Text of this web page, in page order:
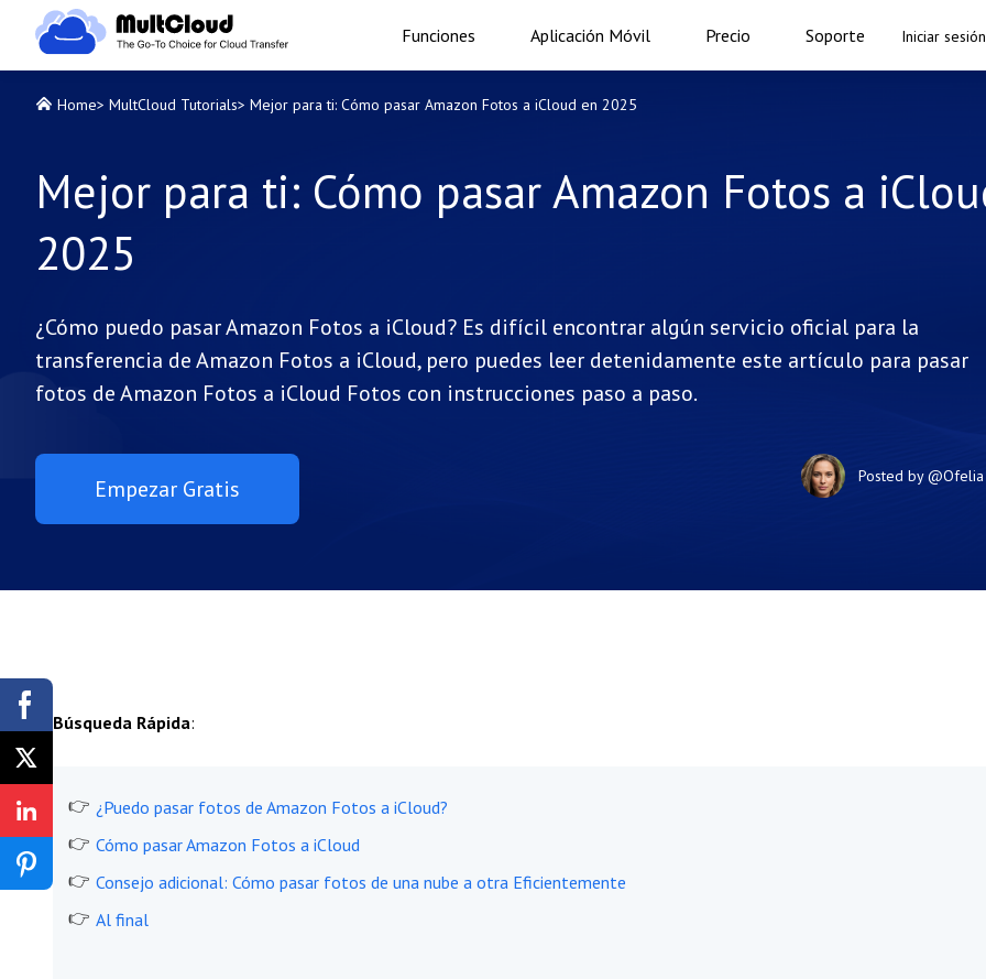
Funciones Aplicación Móvil Precio Soporte Iniciar sesión
Home> MultCloud Tutorials> Mejor para ti: Cómo pasar Amazon Fotos a iCloud en 2025
Mejor para ti: Cómo pasar Amazon Fotos a
2025
¿Cómo puedo pasar Amazon Fotos a iCloud? Es difícil encontrar algún servicio oficial para la
transferencia de Amazon Fotos a iCloud, pero puedes leer detenidamente este artículo para pasar
fotos de Amazon Fotos a iCloud Fotos con instrucciones paso a paso.
Empezar Gratis Posted by@Ofelia
Búsqueda Rápida:
¿Puedo pasar fotos de Amazon Fotos a iCloud?
Cómo pasar Amazon Fotos a iCloud
Consejo adicional: Cómo pasar fotos de una nube a otra Eficientemente
Al final